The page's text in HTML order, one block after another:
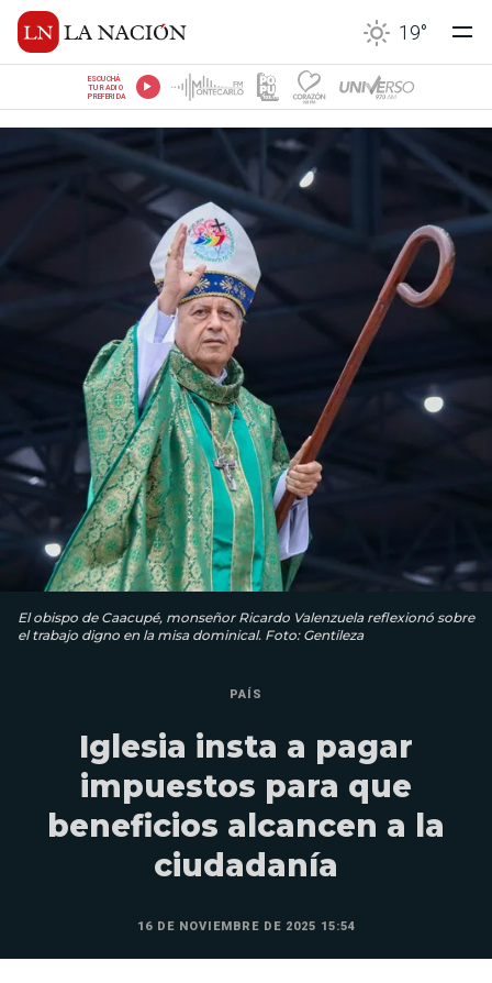
19°
ESCUCHÁ
TU RADIO
PREFERIDA
El obispo de Caacupé, monseñor Ricardo Valenzuela reflexionó sobre
el trabajo digno en la misa dominical. Foto: Gentileza
PAÍS
Iglesia insta a pagar
impuestos para que
beneficios alcancen a la
ciudadanía
16 DE NOVIEMBRE DE 2025 15:54